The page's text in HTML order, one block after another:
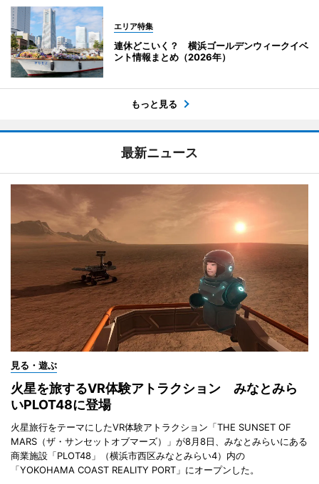
エリア特集
連休どこいく？ 横浜ゴールデンウィークイベ
ント情報まとめ（2026年）
もっと見る
最新ニュース
見る・遊ぶ
火星を旅するVR体験アトラクション みなとみら
いPLOT48に登場
火星旅行をテーマにしたVR体験アトラクション「THE SUNSET OF
MARS（ザ・サンセットオブマーズ）」が8月8日、みなとみらいにある
商業施設「PLOT48」（横浜市西区みなとみらい4）内の
「YOKOHAMA COAST REALITY PORT」にオープンした。